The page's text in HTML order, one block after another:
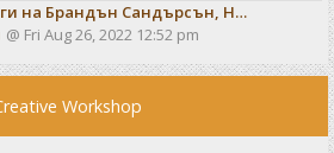
на Брандън Сандърсън, Н…
V
e
w
@ Fri Aug 26, 2022 12:52 pm
Workshop